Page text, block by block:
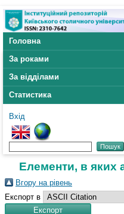
Головна
За роками
За відділами
Статистика
Вхід
Елементи, в яких
Вгору на рівень
Експорт в